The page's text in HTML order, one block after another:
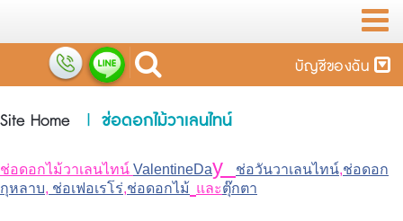
บัญชีของฉัน
Site Home | ช่อดอกไม้วาเลนไทน์
ช่อดอกไม้วาเลนไทน์ ValentineDay ช่อวันวาเลนไทน์,ช่อดอก
กุหลาบ, ช่อเฟอเรโร่,ช่อดอกไม้ และตุ๊กตา